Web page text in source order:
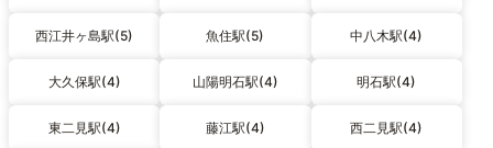
西江井ヶ島駅(5) 魚住駅(5) 中八木駅(4)
大久保駅(4) 山陽明石駅(4) 明石駅(4)
東二見駅(4) 藤江駅(4) 西二見駅(4)